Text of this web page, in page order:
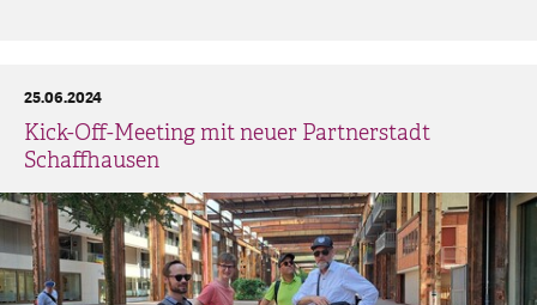
Kick-Off-Meeting mit neuer Partnerstadt
Schaffhausen
25.06.2024